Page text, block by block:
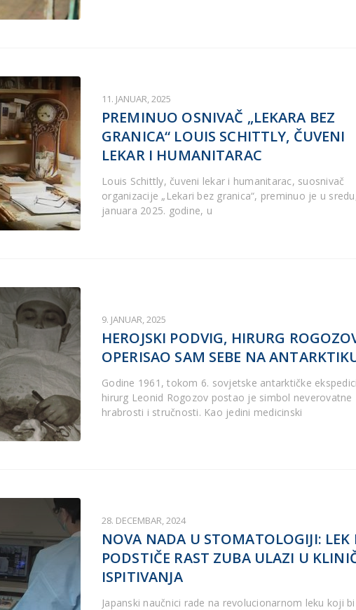
11. JANUAR, 2025
PREMINUO OSNIVAČ „LEKARA BEZ
GRANICA“ LOUIS SCHITTLY, ČUVENI
LEKAR I HUMANITARAC
Louis Schittly, čuveni lekar i humanitarac, suosnivač
organizacije „Lekari bez granica“, preminuo je u
januara 2025. godine, u
9. JANUAR, 2025
HEROJSKI PODVIG, HIRURG
OPERISAO SAM SEBE NA
Godine 1961, tokom 6. sovjetske antarktičke
hirurg Leonid Rogozov postao je simbol neverovatne
hrabrosti i stručnosti. Kao jedini medicinski
28. DECEMBAR, 2024
NOVA NADA U STOMATOLOGIJI: LEK
PODSTIČE RAST ZUBA ULAZI U
ISPITIVANJA
Japanski naučnici rade na revolucionarnom leku koji bi